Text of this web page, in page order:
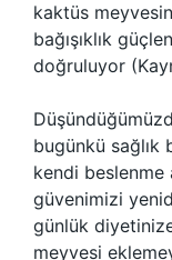
kaktüs
bağışıklık
doğruluyor
bugünkü sağlık
kendi beslenme
güvenimizi
günlük
meyvesi